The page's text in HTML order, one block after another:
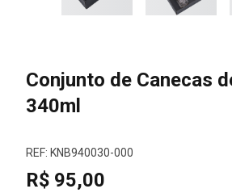
Conjunto de Canecas
340ml
REF: KNB940030-000
R$ 95,00